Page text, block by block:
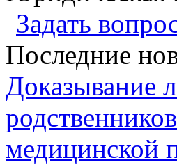
Задать
Последние
Доказывание
медицинской